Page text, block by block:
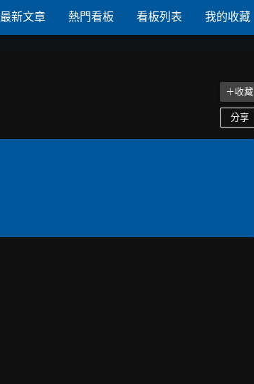
最新文章 熱門看板 看板列表 我的收藏
＋收藏
分享